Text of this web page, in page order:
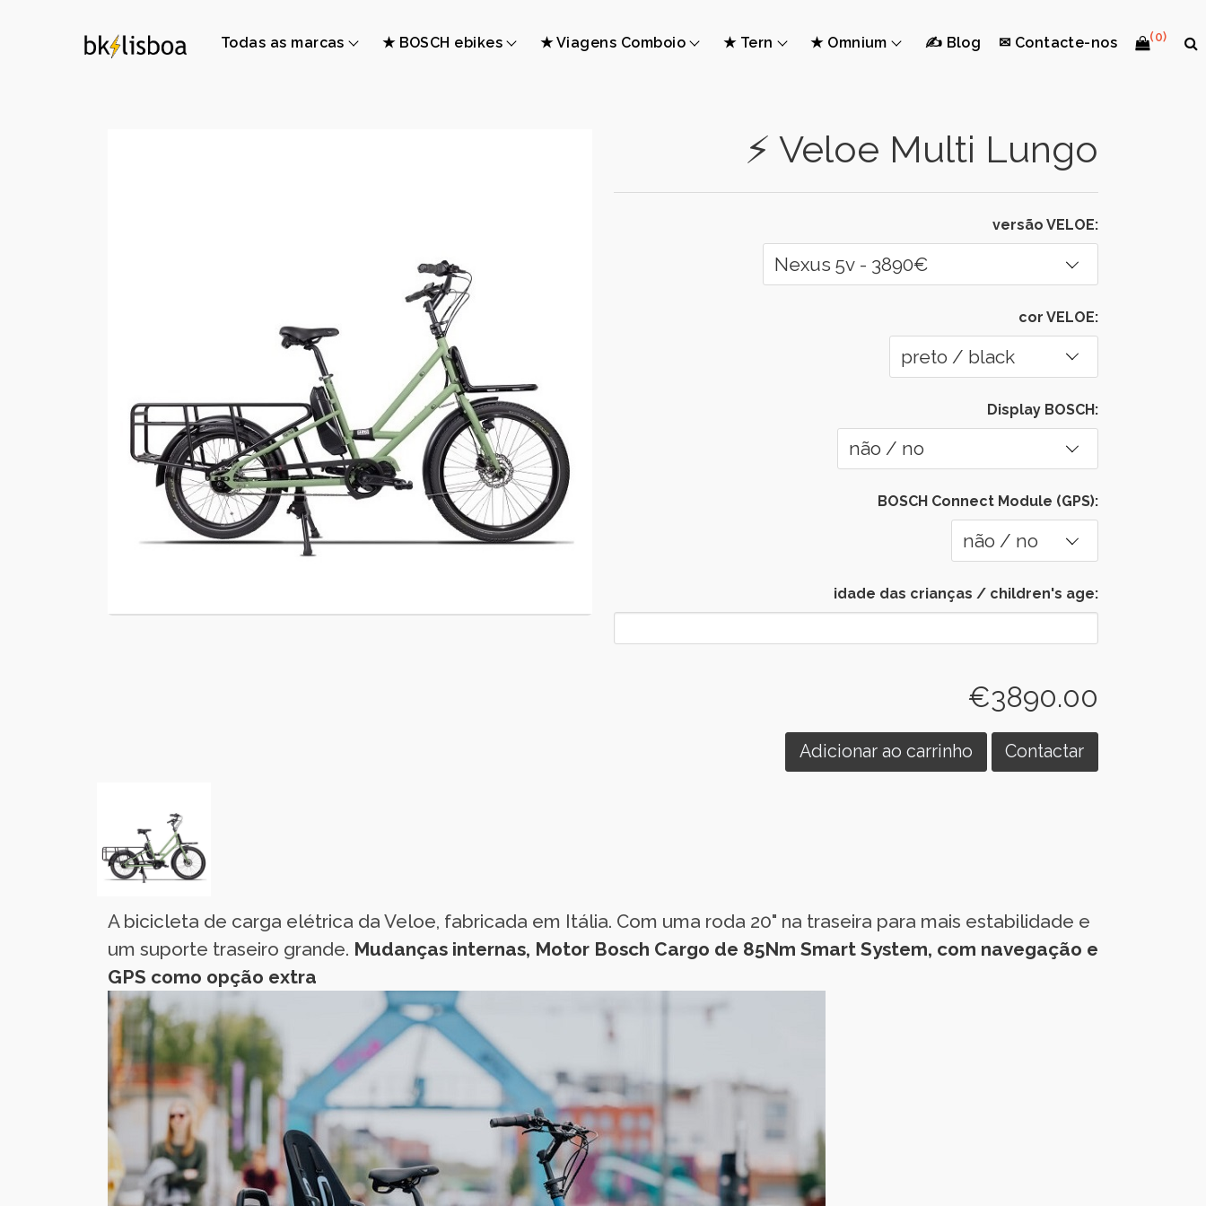
Todas as marcas ★ BOSCH ebikes ★ Viagens Comboio ★ Tern ★ Omnium ✍ Blog ✉ Contacte-nos (0)
⚡ Veloe Multi Lungo
versão VELOE:
cor VELOE:
Display BOSCH:
BOSCH Connect Module (GPS):
idade das crianças / children's age:
€3890.00
Adicionar ao carrinho Contactar
A bicicleta de carga elétrica da Veloe, fabricada em Itália. Com uma roda 20" na traseira para mais estabilidade e
um suporte traseiro grande. Mudanças internas, Motor Bosch Cargo de 85Nm Smart System, com navegação e
GPS como opção extra